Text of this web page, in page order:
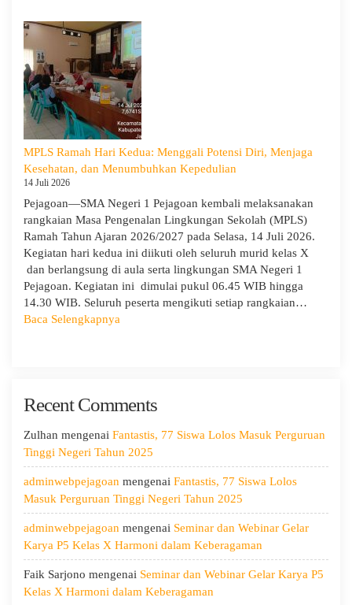
MPLS Ramah Hari Kedua: Menggali Potensi Diri, Menjaga
Kesehatan, dan Menumbuhkan Kepedulian
14 Juli 2026
Pejagoan—SMA Negeri 1 Pejagoan kembali melaksanakan
rangkaian Masa Pengenalan Lingkungan Sekolah (MPLS)
Ramah Tahun Ajaran 2026/2027 pada Selasa, 14 Juli 2026.
Kegiatan hari kedua ini diikuti oleh seluruh murid kelas X
dan berlangsung di aula serta lingkungan SMA Negeri 1
Pejagoan. Kegiatan ini dimulai pukul 06.45 WIB hingga
14.30 WIB. Seluruh peserta mengikuti setiap rangkaian…
Baca Selengkapnya
Menggali
Diri,
Menjaga
Kesehatan,
dan
Menumbuhkan
Kepedulian
Recent Comments
Zulhan mengenai Fantastis, 77 Siswa Lolos Masuk Perguruan
Tinggi Negeri Tahun 2025
adminwebpejagoan mengenai Fantastis, 77 Siswa Lolos
Masuk Perguruan Tinggi Negeri Tahun 2025
adminwebpejagoan mengenai Seminar dan Webinar Gelar
Karya P5 Kelas X Harmoni dalam Keberagaman
Faik Sarjono mengenai Seminar dan Webinar Gelar Karya P5
Kelas X Harmoni dalam Keberagaman